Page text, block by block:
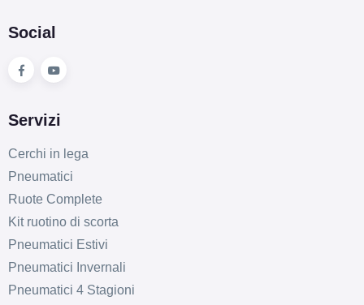
Social
Servizi
Cerchi in lega
Pneumatici
Ruote Complete
Kit ruotino di scorta
Pneumatici Estivi
Pneumatici Invernali
Pneumatici 4 Stagioni